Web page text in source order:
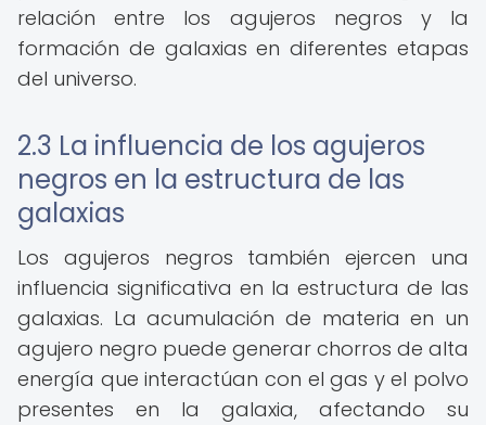
relación entre los agujeros negros y la
formación de galaxias en diferentes etapas
del universo.
2.3 La influencia de los agujeros
negros en la estructura de las
galaxias
Los agujeros negros también ejercen una
influencia significativa en la estructura de las
galaxias. La acumulación de materia en un
agujero negro puede generar chorros de alta
energía que interactúan con el gas y el polvo
presentes en la galaxia, afectando su